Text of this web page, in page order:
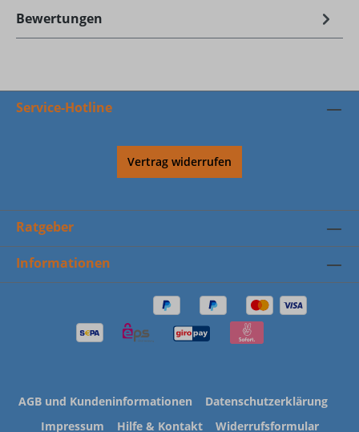
Bewertungen
Service-Hotline
Vertrag widerrufen
Ratgeber
Informationen
AGB und Kundeninformationen
Datenschutzerklärung
Impressum
Hilfe & Kontakt Widerrufsformular